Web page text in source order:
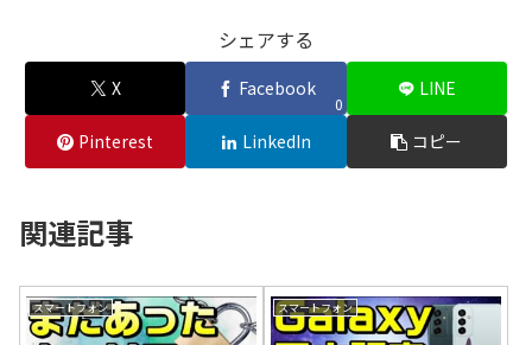
シェアする
X Facebook
0
LINE
Pinterest LinkedIn コピー
関連記事
スマートフォン スマートフォン